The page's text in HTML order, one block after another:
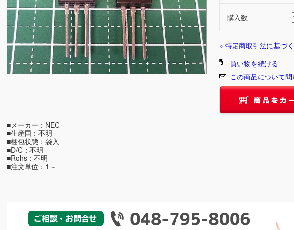
購入数
» 特定商取引法に基づ
買い物を続ける
この商品について
■メーカー：NEC
■生産国：不明
■梱包状態：袋入
■D/C：不明
■Rohs：不明
■注文単位：1～